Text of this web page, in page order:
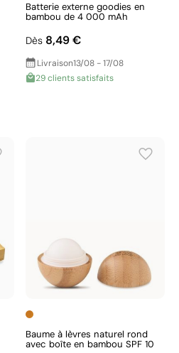
Batterie externe goodies en
bambou de 4 000 mAh
Dès 8,49 €
Livraison13/08 - 17/08
29 clients satisfaits
Baume à lèvres naturel rond
avec boîte en bambou SPF 10